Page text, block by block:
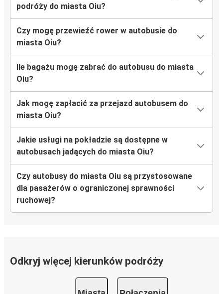
podróży do miasta Oiu?
Czy mogę przewieźć rower w autobusie do
miasta Oiu?
Ile bagażu mogę zabrać do autobusu do miasta
Oiu?
Jak mogę zapłacić za przejazd autobusem do
miasta Oiu?
Jakie usługi na pokładzie są dostępne w
autobusach jadących do miasta Oiu?
Czy autobusy do miasta Oiu są przystosowane
dla pasażerów o ograniczonej sprawności
ruchowej?
Odkryj więcej kierunków podróży